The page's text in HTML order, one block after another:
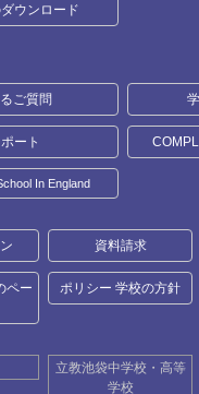
ウンロード
ご質問
ート
In England
資料請求
ペー
ポリシー 学校の方針
立教池袋中学校・高等
学校